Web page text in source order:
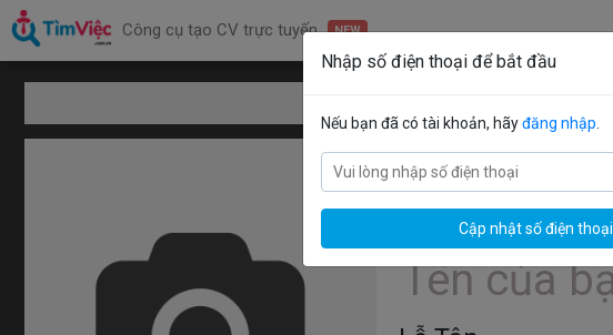
Công cụ tạo CV trực tuyến NEW
Nhập số điện thoại để bắt đầu
Nếu bạn đã có tài khoản, hãyđăng nhập
Cập nhật số điện thoại